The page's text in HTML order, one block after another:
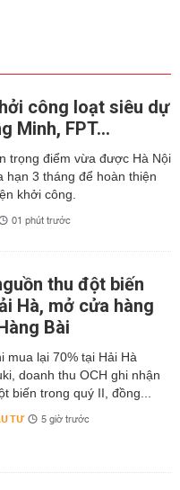
công loạt siêu dự
Minh, FPT...
trọng điểm vừa được Hà Nội
hạn 3 tháng để hoàn thiện
khởi công.
01 phút trước
thu đột biến
Hà, mở cửa hàng
Bài
mua lại 70% tại Hải Hà
doanh thu OCH ghi nhận
biến trong quý II, đồng...
TƯ 5 giờ trước